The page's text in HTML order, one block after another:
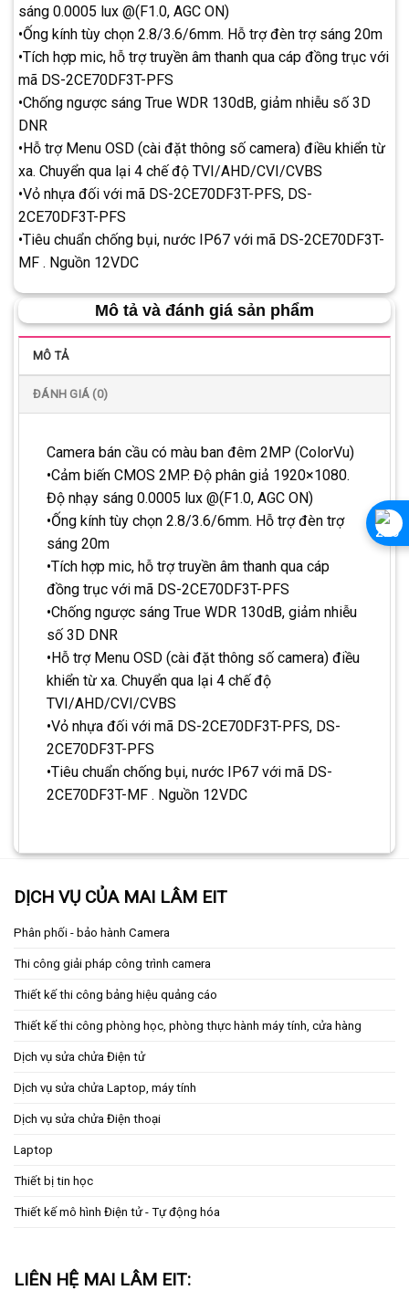
sáng 0.0005 lux @(F1.0, AGC ON)
•Ống kính tùy chọn 2.8/3.6/6mm. Hỗ trợ đèn trợ sáng 20m
•Tích hợp mic, hỗ trợ truyền âm thanh qua cáp đồng trục với
mã DS-2CE70DF3T-PFS
•Chống ngược sáng True WDR 130dB, giảm nhiễu số 3D
DNR
•Hỗ trợ Menu OSD (cài đặt thông số camera) điều khiển từ
xa. Chuyển qua lại 4 chế độ TVI/AHD/CVI/CVBS
•Vỏ nhựa đối với mã DS-2CE70DF3T-PFS, DS-
2CE70DF3T-PFS
•Tiêu chuẩn chống bụi, nước IP67 với mã DS-2CE70DF3T-
MF . Nguồn 12VDC
Mô tả và đánh giá sản phẩm
MÔ TẢ
ĐÁNH GIÁ (0)
Camera bán cầu có màu ban đêm 2MP (ColorVu)
•Cảm biến CMOS 2MP. Độ phân giả 1920×1080.
Độ nhạy sáng 0.0005 lux @(F1.0, AGC ON)
•Ống kính tùy chọn 2.8/3.6/6mm. Hỗ trợ đèn trợ
sáng 20m
•Tích hợp mic, hỗ trợ truyền âm thanh qua cáp
đồng trục với mã DS-2CE70DF3T-PFS
•Chống ngược sáng True WDR 130dB, giảm nhiễu
số 3D DNR
•Hỗ trợ Menu OSD (cài đặt thông số camera) điều
khiển từ xa. Chuyển qua lại 4 chế độ
TVI/AHD/CVI/CVBS
•Vỏ nhựa đối với mã DS-2CE70DF3T-PFS, DS-
2CE70DF3T-PFS
•Tiêu chuẩn chống bụi, nước IP67 với mã DS-
2CE70DF3T-MF . Nguồn 12VDC
DỊCH VỤ CỦA MAI LÂM EIT
Phân phối - bảo hành Camera
Thi công giải pháp công trình camera
Thiết kế thi công bảng hiệu quảng cáo
Thiết kế thi công phòng học, phòng thực hành máy tính, cửa hàng
Dịch vụ sửa chửa Điện tử
Dịch vụ sửa chửa Laptop, máy tính
Dịch vụ sửa chửa Điện thoại
Laptop
Thiết bị tin học
Thiết kế mô hình Điện tử - Tự động hóa
LIÊN HỆ MAI LÂM EIT: